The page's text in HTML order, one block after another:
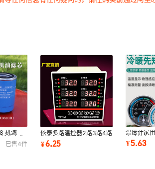
机滤
柴全柴
工等
已售4件
依泰多路温控器2路3路4路
6路温控仪多通道温度智能
控制仪表二三四
¥6.25
温度计家
房冰箱气
表测温
¥5.63